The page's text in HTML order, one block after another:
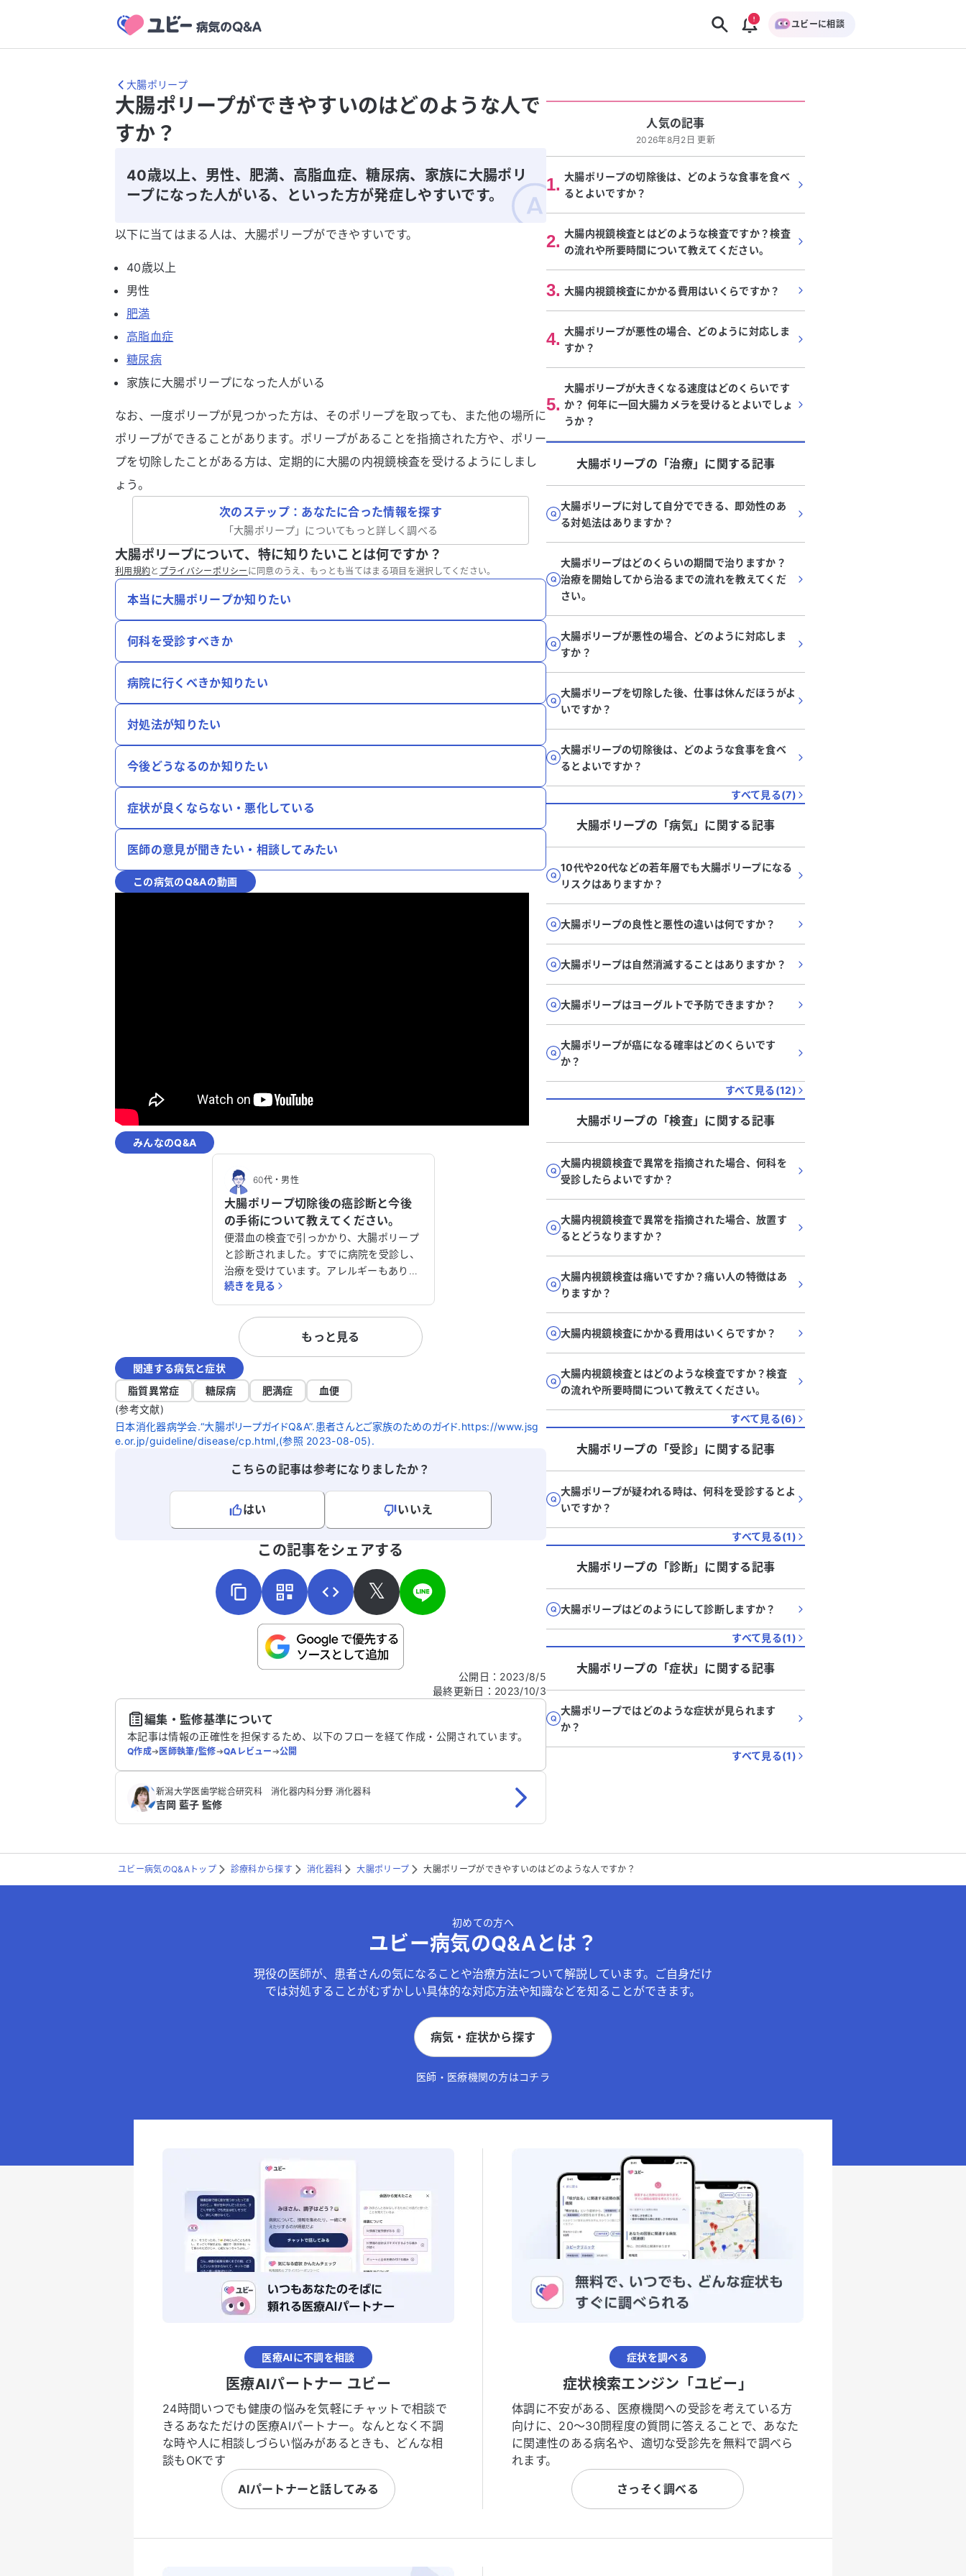
ユビーに相談
大腸ポリープ
大腸ポリープができやすいのはどのような人で
すか？
40歳以上、男性、肥満、高脂血症、糖尿病、家族に大腸ポリ
ープになった人がいる、といった方が発症しやすいです。
以下に当てはまる人は、大腸ポリープができやすいです。
40歳以上
男性
肥満
高脂血症
糖尿病
家族に大腸ポリープになった人がいる
なお、一度ポリープが見つかった方は、そのポリープを取っても、また他の場所に
ポリープができることがあります。ポリープがあることを指摘された方や、ポリー
プを切除したことがある方は、定期的に大腸の内視鏡検査を受けるようにしまし
ょう。
次のステップ：あなたに合った情報を探す
「大腸ポリープ」についてもっと詳しく調べる
大腸ポリープについて、特に知りたいことは何ですか？
利用規約と プライバシーポリシー に同意のうえ、もっとも当てはまる項目を選択してください。
本当に大腸ポリープか知りたい
何科を受診すべきか
病院に行くべきか知りたい
対処法が知りたい
今後どうなるのか知りたい
症状が良くならない・悪化している
医師の意見が聞きたい・相談してみたい
この病気のQ&Aの動画
みんなのQ&A
60代・男性
大腸ポリープ切除後の癌診断と今後
の手術について教えてください。
便潜血の検査で引っかかり、大腸ポリープ
と診断されました。すでに病院を受診し、
治療を受けています。アレルギーもありま
す。大腸内視鏡検査でポリープを2個切除
し、その結果、癌と診断されました。医師
からは今後の手術を勧められていますが、
どの程度悪いのか心配です。 現在、他の病
気の治療も受けており、今後の見立てにつ
いて医師に確認したいと考えています。特
に、今後の治療方針や進行状況について詳
しく知りたいです。どのように対処すれば
良いのか、アドバイスをいただけると助か
ります。どうかよろしくお願いいたしま
続きを見る
もっと見る
関連する病気と症状
脂質異常症
糖尿病 肥満症
血便
(参考文献)
日本消化器病学会.“大腸ポリープガイドQ&A”.患者さんとご家族のためのガイド.https://www.jsg
e.or.jp/guideline/disease/cp.html,(参照 2023-08-05).
こちらの記事は参考になりましたか？
はい
いいえ
こちらは送信専用のフォームです。氏名やご自身の病気の詳細などの個人情報は入れないでくだ
この記事をシェアする
𝕏
公開日 ： 2023/8/5
最終更新日 ： 2023/10/3
編集・監修基準について
本記事は情報の正確性を担保するため、以下のフローを経て作成・公開されています。
Q作成➔医師執筆/監修➔QAレビュー➔公開
新潟大学医歯学総合研究科 消化器内科分野 消化器科
吉岡 藍子 監修
人気の記事
2026年8月2日 更新
1. 大腸ポリープの切除後は、どのような食事を食べ
るとよいですか？
2. 大腸内視鏡検査とはどのような検査ですか？検査
の流れや所要時間について教えてください。
3. 大腸内視鏡検査にかかる費用はいくらですか？
4. 大腸ポリープが悪性の場合、どのように対応しま
すか？
5.
大腸ポリープが大きくなる速度はどのくらいです
か？ 何年に一回大腸カメラを受けるとよいでしょ
うか？
大腸ポリープの「治療」に関する記事
大腸ポリープに対して自分でできる、即効性のあ
る対処法はありますか？
大腸ポリープはどのくらいの期間で治りますか？
治療を開始してから治るまでの流れを教えてくだ
さい。
大腸ポリープが悪性の場合、どのように対応しま
すか？
大腸ポリープを切除した後、仕事は休んだほうがよ
いですか？
大腸ポリープの切除後は、どのような食事を食べ
るとよいですか？
すべて見る(7)
大腸ポリープの「病気」に関する記事
10代や20代などの若年層でも大腸ポリープになる
リスクはありますか？
大腸ポリープの良性と悪性の違いは何ですか？
大腸ポリープは自然消滅することはありますか？
大腸ポリープはヨーグルトで予防できますか？
大腸ポリープが癌になる確率はどのくらいです
か？
すべて見る(12)
大腸ポリープの「検査」に関する記事
大腸内視鏡検査で異常を指摘された場合、何科を
受診したらよいですか？
大腸内視鏡検査で異常を指摘された場合、放置す
るとどうなりますか？
大腸内視鏡検査は痛いですか？痛い人の特徴はあ
りますか？
大腸内視鏡検査にかかる費用はいくらですか？
大腸内視鏡検査とはどのような検査ですか？検査
の流れや所要時間について教えてください。
すべて見る(6)
大腸ポリープの「受診」に関する記事
大腸ポリープが疑われる時は、何科を受診するとよ
いですか？
すべて見る(1)
大腸ポリープの「診断」に関する記事
大腸ポリープはどのようにして診断しますか？
すべて見る(1)
大腸ポリープの「症状」に関する記事
大腸ポリープではどのような症状が見られます
か？
すべて見る(1)
ユビー病気のQ&Aトップ 診療科から探す 消化器科 大腸ポリープ 大腸ポリープができやすいのはどのような人ですか？
初めての方へ
ユビー病気のQ&Aとは？
現役の医師が、患者さんの気になることや治療方法について解説しています。ご自身だけ
では対処することがむずかしい具体的な対応方法や知識などを知ることができます。
病気・症状から探す
医師・医療機関の方はコチラ
医療AIに不調を相談
医療AIパートナー ユビー
24時間いつでも健康の悩みを気軽にチャットで相談で
きるあなただけの医療AIパートナー。なんとなく不調
な時や人に相談しづらい悩みがあるときも、どんな相
談もOKです
AIパートナーと話してみる
症状を調べる
症状検索エンジン「ユビー」
体調に不安がある、医療機関への受診を考えている方
向けに、20〜30問程度の質問に答えることで、あなた
に関連性のある病名や、適切な受診先を無料で調べら
れます。
さっそく調べる